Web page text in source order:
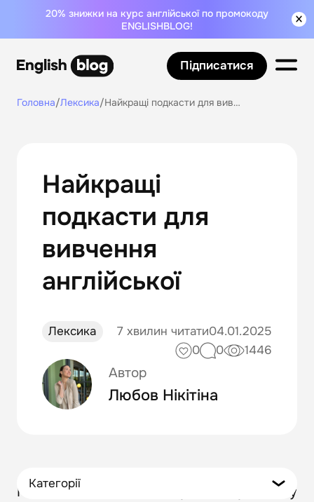
20% знижки на курс англійської по промокоду
ENGLISHBLOG!
Підписатися
Головна/Лексика/ Найкращі подкасти для вивчення англійської
Найкращі
подкасти для
вивчення
англійської
Лексика 7 хвилин читати04.01.2025
0
0 1446
Автор
Любов Нікітіна
Категорії
Поговоримо про те, де слухати шоу та чому